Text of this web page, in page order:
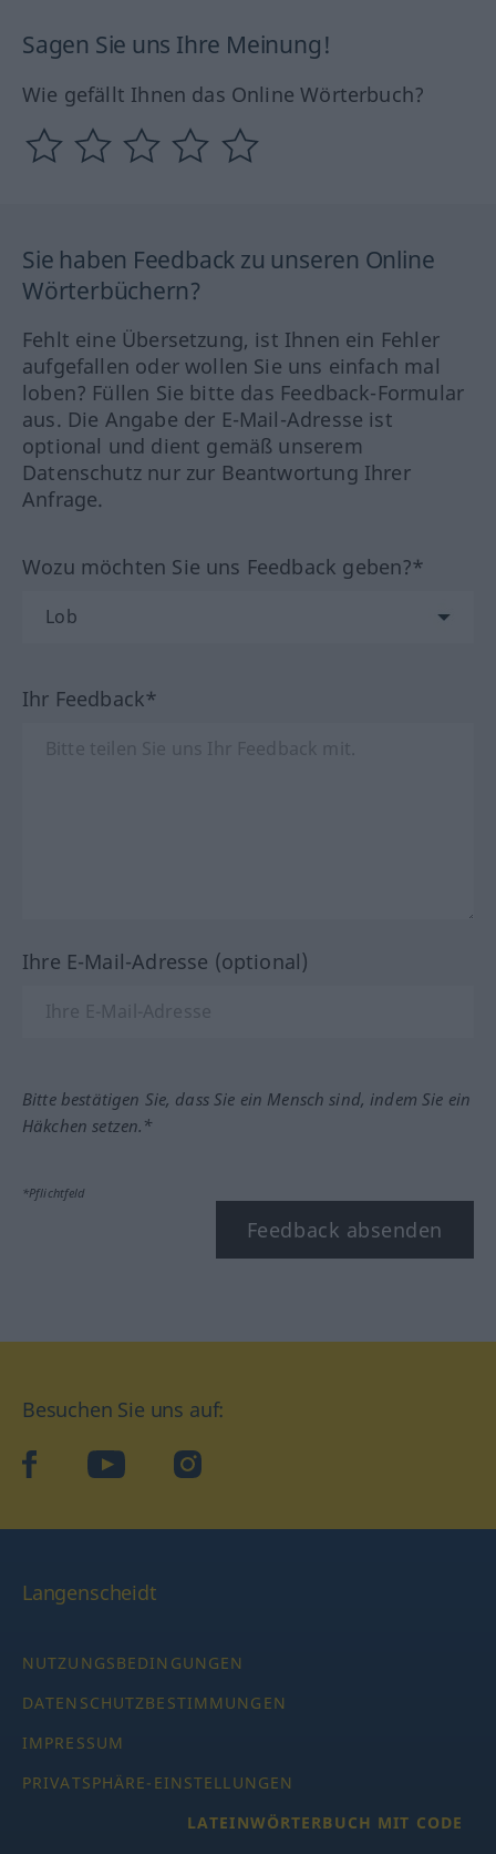
Sagen Sie uns Ihre Meinung!
Wie gefällt Ihnen das Online Wörterbuch?
Sie haben Feedback zu unseren Online
Wörterbüchern?
Fehlt eine Übersetzung, ist Ihnen ein Fehler
aufgefallen oder wollen Sie uns einfach mal
loben? Füllen Sie bitte das Feedback-Formular
aus. Die Angabe der E-Mail-Adresse ist
optional und dient gemäß unserem
Datenschutz nur zur Beantwortung Ihrer
Anfrage.
Wozu möchten Sie uns Feedback geben?*
Ihr Feedback*
Ihre E-Mail-Adresse (optional)
Bitte bestätigen Sie, dass Sie ein Mensch sind, indem Sie ein
Häkchen setzen.*
*Pflichtfeld
Feedback absenden
Besuchen Sie uns auf:
facebookYouTube Instagram
Langenscheidt
NUTZUNGSBEDINGUNGEN
DATENSCHUTZBESTIMMUNGEN
IMPRESSUM
PRIVATSPHÄRE-EINSTELLUNGEN
LATEINWÖRTERBUCH MIT CODE